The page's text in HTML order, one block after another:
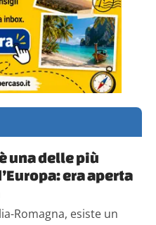
una delle più
era aperta
Romagna, esiste un